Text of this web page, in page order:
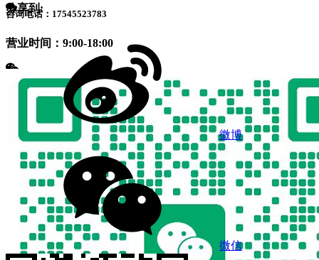
咨询电话：17545523783
营业时间：9:00-18:00
分享到:
微博
微信